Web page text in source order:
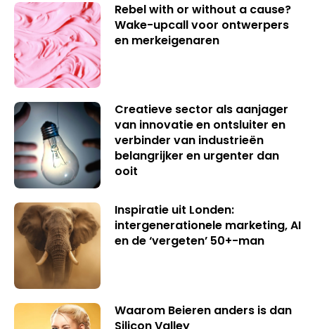
Rebel with or without a cause?
Wake-upcall voor ontwerpers
en merkeigenaren
Creatieve sector als aanjager
van innovatie en ontsluiter en
verbinder van industrieën
belangrijker en urgenter dan
ooit
Inspiratie uit Londen:
intergenerationele marketing, AI
en de ‘vergeten’ 50+-man
Waarom Beieren anders is dan
Silicon Valley